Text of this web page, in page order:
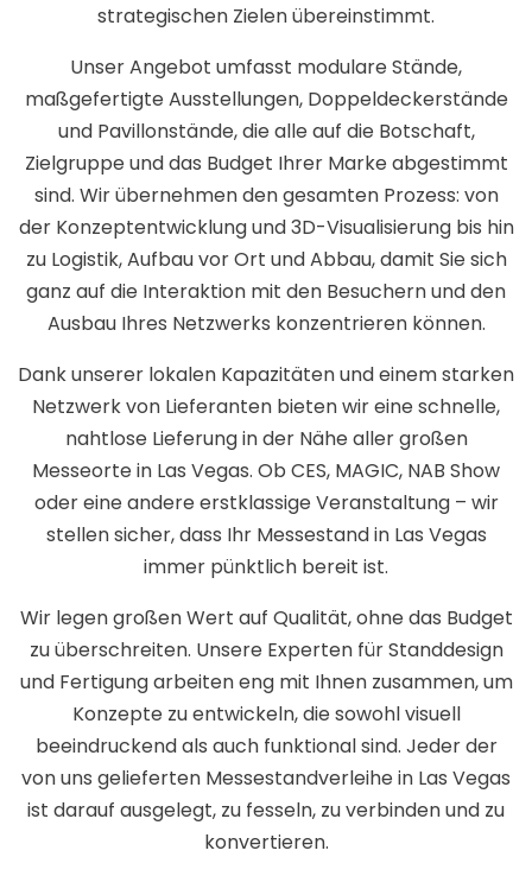
strategischen Zielen übereinstimmt.
Unser Angebot umfasst modulare Stände,
maßgefertigte Ausstellungen, Doppeldeckerstände
und Pavillonstände, die alle auf die Botschaft,
Zielgruppe und das Budget Ihrer Marke abgestimmt
sind. Wir übernehmen den gesamten Prozess: von
der Konzeptentwicklung und 3D-Visualisierung bis hin
zu Logistik, Aufbau vor Ort und Abbau, damit Sie sich
ganz auf die Interaktion mit den Besuchern und den
Ausbau Ihres Netzwerks konzentrieren können.
Dank unserer lokalen Kapazitäten und einem starken
Netzwerk von Lieferanten bieten wir eine schnelle,
nahtlose Lieferung in der Nähe aller großen
Messeorte in Las Vegas. Ob CES, MAGIC, NAB Show
oder eine andere erstklassige Veranstaltung – wir
stellen sicher, dass Ihr Messestand in Las Vegas
immer pünktlich bereit ist.
Wir legen großen Wert auf Qualität, ohne das Budget
zu überschreiten. Unsere Experten für Standdesign
und Fertigung arbeiten eng mit Ihnen zusammen, um
Konzepte zu entwickeln, die sowohl visuell
beeindruckend als auch funktional sind. Jeder der
von uns gelieferten Messestandverleihe in Las Vegas
ist darauf ausgelegt, zu fesseln, zu verbinden und zu
konvertieren.